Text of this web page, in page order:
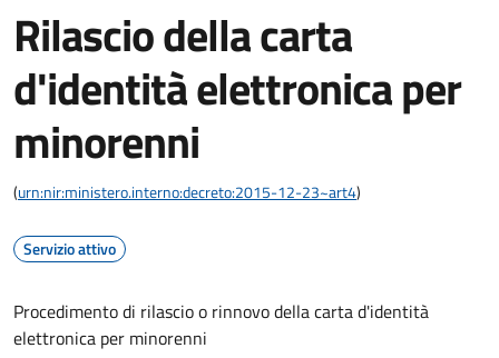
Rilascio della carta
d'identità elettronica per
minorenni
(urn:nir:ministero.interno:decreto:2015-12-23~art4)
Servizio attivo
Procedimento di rilascio o rinnovo della carta d'identità
elettronica per minorenni